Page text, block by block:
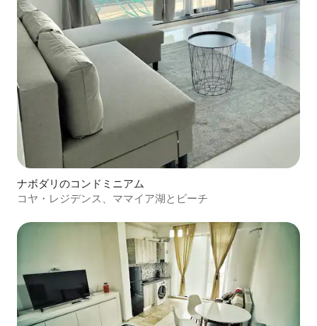
ナボダリのコンドミニアム
コヤ・レジデンス、ママイア湖とビーチ